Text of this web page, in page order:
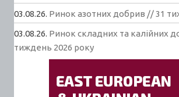
03.08.26. Ринок азотних добрив // 31
03.08.26. Ринок складних та калійних
тиждень 2026 року